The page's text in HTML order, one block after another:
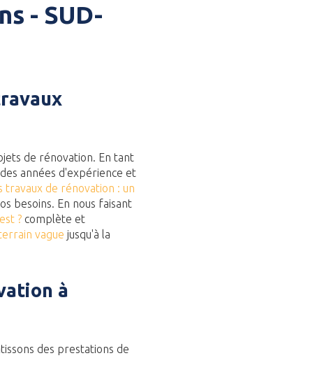
- SUD-
de rénovation. En tant
années d'expérience et
travaux de rénovation : un
besoins. En nous faisant
? complète et
vague jusqu'à la
à
des prestations de